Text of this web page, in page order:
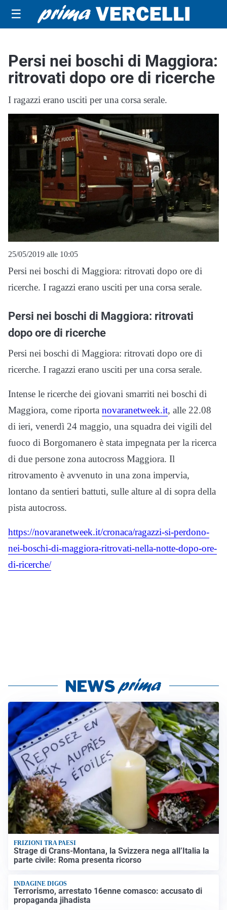
☰
Persi nei boschi di Maggiora:
ritrovati dopo ore di ricerche
I ragazzi erano usciti per una corsa serale.
25/05/2019 alle 10:05
Persi nei boschi di Maggiora: ritrovati dopo ore di
ricerche. I ragazzi erano usciti per una corsa serale.
Persi nei boschi di Maggiora: ritrovati
dopo ore di ricerche
Persi nei boschi di Maggiora: ritrovati dopo ore di
ricerche. I ragazzi erano usciti per una corsa serale.
Intense le ricerche dei giovani smarriti nei boschi di
Maggiora, come riporta novaranetweek.it, alle 22.08
di ieri, venerdì 24 maggio, una squadra dei vigili del
fuoco di Borgomanero è stata impegnata per la ricerca
di due persone zona autocross Maggiora. Il
ritrovamento è avvenuto in una zona impervia,
lontano da sentieri battuti, sulle alture al di sopra della
pista autocross.
https://novaranetweek.it/cronaca/ragazzi-si-perdono-
nei-boschi-di-maggiora-ritrovati-nella-notte-dopo-ore-
di-ricerche/
FRIZIONI TRA PAESI
Strage di Crans-Montana, la Svizzera nega all’Italia la
parte civile: Roma presenta ricorso
INDAGINE DIGOS
Terrorismo, arrestato 16enne comasco: accusato di
propaganda jihadista